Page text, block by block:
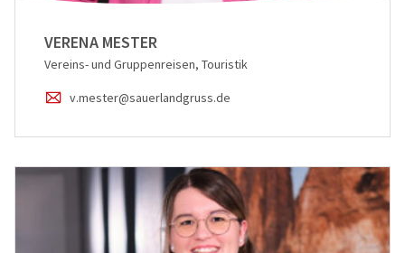
VERENA MESTER
Vereins- und Gruppenreisen, Touristik
v.mester@sauerlandgruss.de